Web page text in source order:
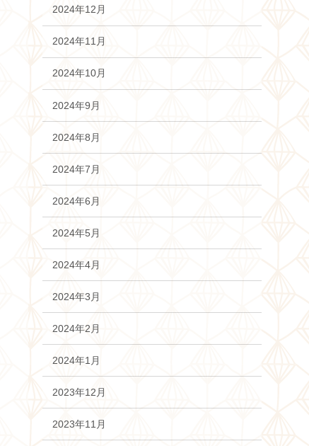
2024年12月
2024年11月
2024年10月
2024年9月
2024年8月
2024年7月
2024年6月
2024年5月
2024年4月
2024年3月
2024年2月
2024年1月
2023年12月
2023年11月